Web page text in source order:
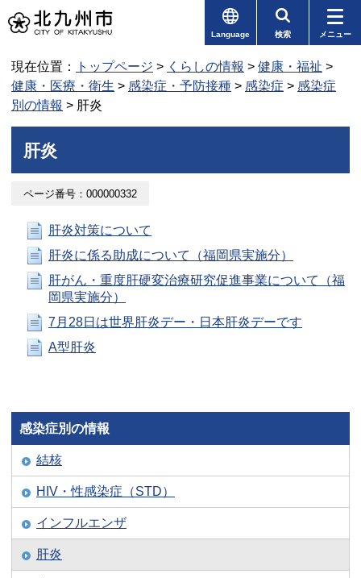
Language 検索 メニュー
現在位置： トップページ > くらしの情報 > 健康・福祉 >
健康・医療・衛生 > 感染症・予防接種 > 感染症 > 感染症
別の情報 > 肝炎
肝炎
ページ番号：000000332
肝炎対策について
肝炎に係る助成について（福岡県実施分）
肝がん・重度肝硬変治療研究促進事業について（福
岡県実施分）
7月28日は世界肝炎デー・日本肝炎デーです
A型肝炎
感染症別の情報
結核
HIV・性感染症（STD）
インフルエンザ
肝炎